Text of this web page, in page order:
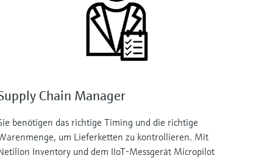
Chain Manager
benötigen das richtige Timing und die richtige
um Lieferketten zu kontrollieren. Mit
Inventory und dem IIoT-Messgerät Micropilot